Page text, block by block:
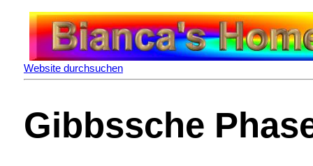
Website durchsuchen
Gibbssche